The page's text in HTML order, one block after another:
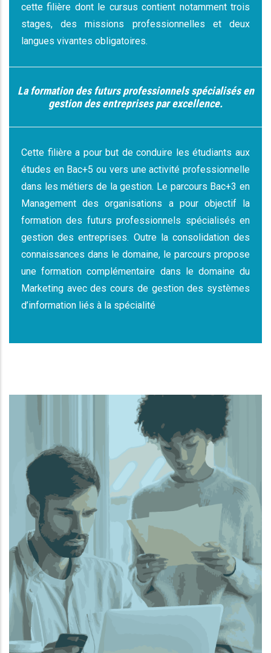
cette filière dont le cursus contient notamment trois
stages, des missions professionnelles et deux
langues vivantes obligatoires.
La formation des futurs professionnels spécialisés en
gestion des entreprises par excellence.
Cette filière a pour but de conduire les étudiants aux
études en Bac+5 ou vers une activité professionnelle
dans les métiers de la gestion. Le parcours Bac+3 en
Management des organisations a pour objectif la
formation des futurs professionnels spécialisés en
gestion des entreprises. Outre la consolidation des
connaissances dans le domaine, le parcours propose
une formation complémentaire dans le domaine du
Marketing avec des cours de gestion des systèmes
d’information liés à la spécialité